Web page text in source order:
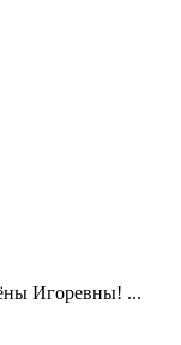
Игоревны! ...